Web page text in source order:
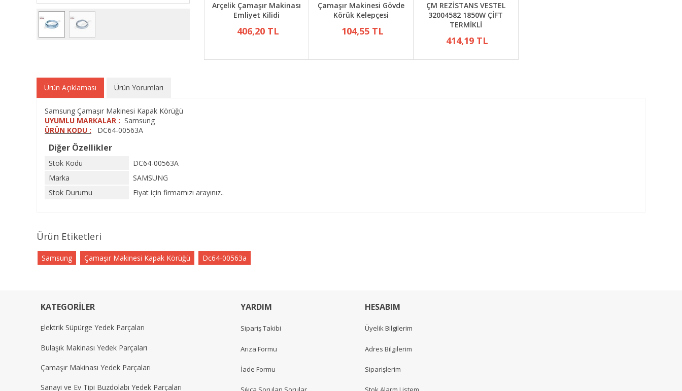
Arçelik Çamaşır Makinası
Emliyet Kilidi
406,20 TL
Çamaşır Makinesi Gövde
Körük Kelepçesi
104,55 TL
ÇM REZİSTANS VESTEL
32004582 1850W ÇİFT
TERMİKLİ
414,19 TL
Ürün Açıklaması Ürün Yorumları
Samsung Çamaşır Makinesi Kapak Körüğü
UYUMLU MARKALAR : Samsung
ÜRÜN KODU : DC64-00563A
Diğer Özellikler
Stok Kodu
DC64-00563A
Marka
SAMSUNG
Stok Durumu
Fiyat için firmamızı arayınız..
Ürün Etiketleri
Samsung Çamaşır Makinesi Kapak Körüğü Dc64-00563a
KATEGORİLER
Elektrik Süpürge Yedek Parçaları
Bulaşık Makinası Yedek Parçaları
Çamaşır Makinası Yedek Parçaları
Sanayi ve Ev Tipi Buzdolabı Yedek Parçaları
YARDIM
Sipariş Takibi
Arıza Formu
İade Formu
HESABIM
Üyelik Bilgilerim
Adres Bilgilerim
Siparişlerim